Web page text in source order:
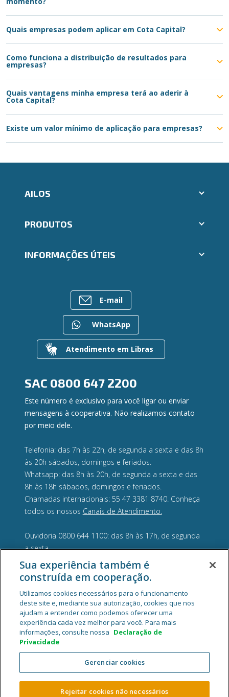
Quais empresas podem aplicar em Cota Capital?
Como funciona a distribuição de resultados para
empresas?
Quais vantagens minha empresa terá ao aderir à
Cota Capital?
Existe um valor mínimo de aplicação para empresas?
AILOS
Indique um amigo
Trabalhe Conosco
Ailos Educação
Gerenciar Cookies
PRODUTOS
Consórcios
Para empresas
INFORMAÇÕES ÚTEIS
Rede de Atendimento
Entre em contato
Canal de Ética
Gerenciamento de Riscos
Privacidade e Segurança
Dúvidas
E-mail
WhatsApp
Atendimento em Libras
SAC 0800 647 2200
Este número é exclusivo para você ligar ou enviar
mensagens à cooperativa. Não realizamos contato
por meio dele.
Telefonia: das 7h às 22h, de segunda a sexta e das 8h
às 20h sábados, domingos e feriados.
Whatsapp: das 8h às 20h, de segunda a sexta e das
8h às 18h sábados, domingos e feriados.
Chamadas internacionais: 55 47 3381 8740. Conheça
todos os nossos Canais de Atendimento.
Ouvidoria 0800 644 1100: das 8h às 17h, de segunda
a sexta.
Cooperativa Central de Crédito Ailos - CNPJ 05.463.212/0001-29
2026 Sistema Ailos. Todos os direitos reservados.
Sua experiência também é
construída em cooperação.
Utilizamos cookies necessários para o funcionamento
deste site e, mediante sua autorização, cookies que nos
ajudam a entender como podemos oferecer uma
experiência cada vez melhor para você. Para mais
informações, consulte nossa Declaração de
Privacidade
Gerenciar cookies
Rejeitar cookies não necessários